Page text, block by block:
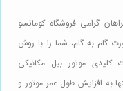
گرامی فروشگاه کوماتسو
گام به گام، شما را با روش
موتور بیل مکانیکی
به افزایش طول عمر موتور و